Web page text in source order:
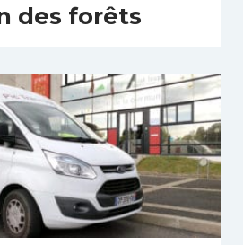
des forêts